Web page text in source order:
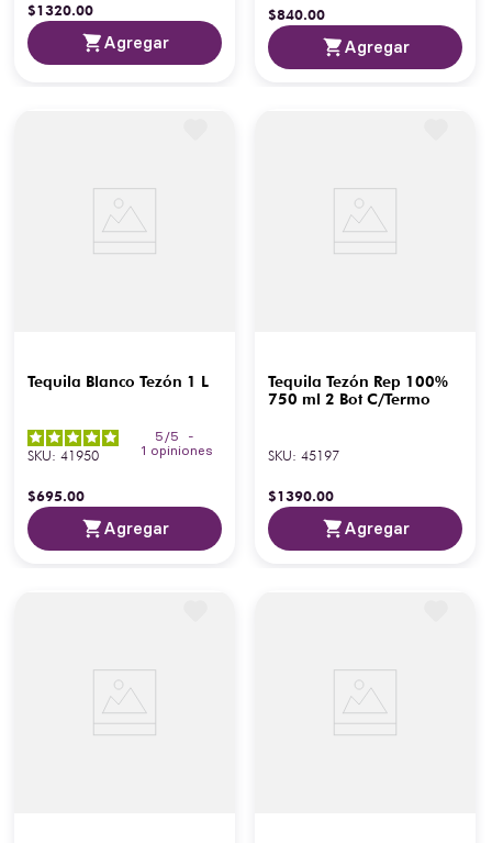
$1320.00
Agregar
$840.00
Agregar
Tequila Blanco Tezón 1 L
5 /5
-
1 opiniones
SKU: 41950
$695.00
Agregar
Tequila Tezón Rep 100%
750 ml 2 Bot C/Termo
SKU: 45197
$1390.00
Agregar